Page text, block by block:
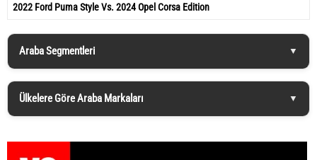
2022 Ford Puma Style Vs. 2024 Opel Corsa Edition
Araba Segmentleri
Ülkelere Göre Araba Markaları